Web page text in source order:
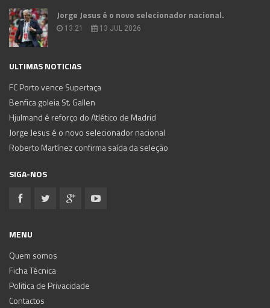
Jorge Jesus é o novo selecionador nacional.
13:21 13 JUL 2026
ULTIMAS NOTICIAS
FC Porto vence Supertaça
Benfica goleia St. Gallen
Hjulmand é reforço do Atlético de Madrid
Jorge Jesus é o novo selecionador nacional
Roberto Martínez confirma saída da seleção
SIGA-NOS
MENU
Quem somos
Ficha Técnica
Politica de Privacidade
Contactos